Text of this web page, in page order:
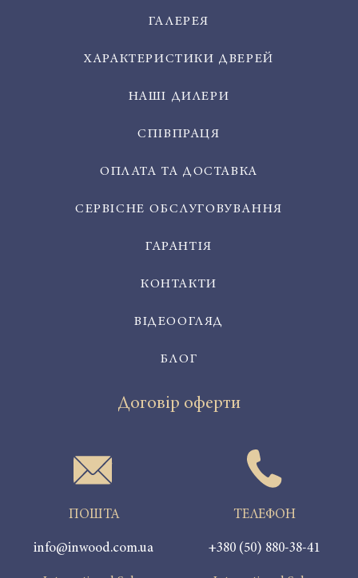
ГАЛЕРЕЯ
ХАРАКТЕРИСТИКИ ДВЕРЕЙ
НАШІ ДИЛЕРИ
СПІВПРАЦЯ
ОПЛАТА ТА ДОСТАВКА
СЕРВІСНЕ ОБСЛУГОВУВАННЯ
ГАРАНТІЯ
КОНТАКТИ
ВІДЕООГЛЯД
БЛОГ
Договір оферти
ПОШТА
info@inwood.com.ua
ТЕЛЕФОН
+380 (50) 880-38-41